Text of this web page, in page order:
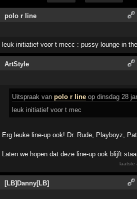
polo r line
leuk initiatief voor t mecc : pussy lounge in
ArtStyle
Uitspraak vanpolo r line op dinsdag 28
leuk initiatief voor t mec
Erg leuke line-up ook! Dr. Rude, Playboyz,
Laten we hopen dat deze line-up ook blijft
[LB]Danny[LB]